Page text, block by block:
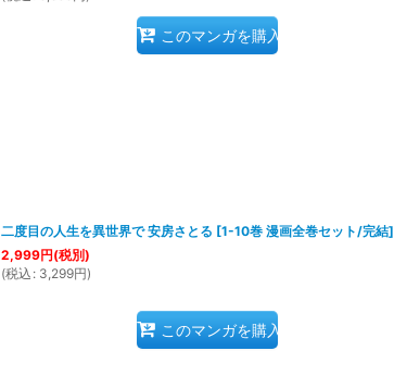
このマンガを購入
二度目の人生を異世界で 安房さとる [1-10巻 漫画全巻セット/完結]
2,999円(税別)
(税込 : 3,299円)
このマンガを購入